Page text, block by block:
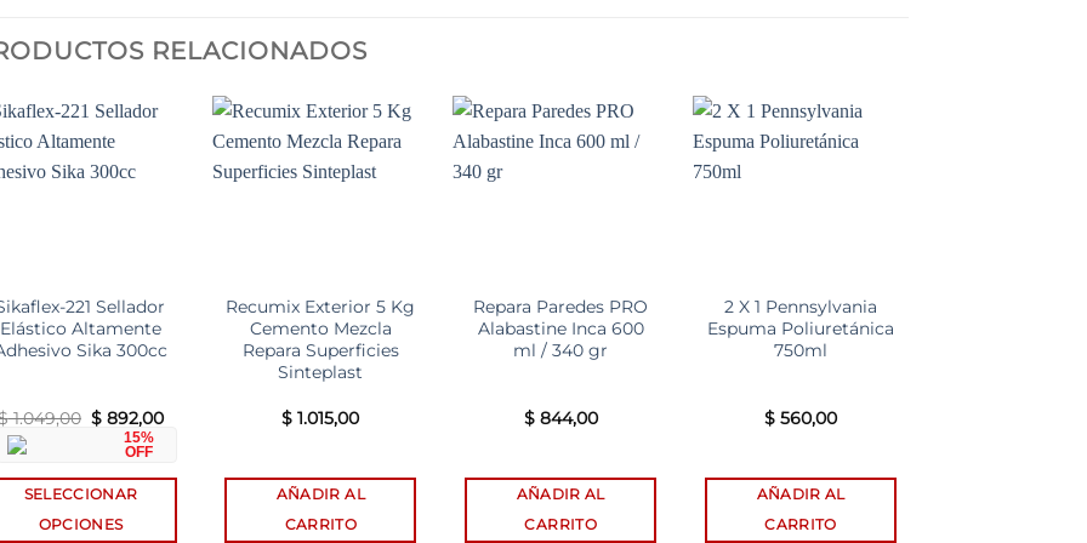
RELACIONADOS
wishlist
221 Sellador
Elástico Altamente
Sika 300cc
1.049,00 El
precio
original
$ 1.049,00.
$ 892,00El
$ 892,00.
15%
OFF
SELECCIONAR
OPCIONES
Add to
wishlist
Recumix Exterior 5 Kg
Cemento Mezcla
Repara Superficies
Sinteplast
$ 1.015,00
AÑADIR AL
CARRITO
Repara Paredes PRO
Alabastine Inca 600
ml / 340 gr
$844,00
AÑADIR AL
CARRITO
2 X 1 Pennsylvania
Espuma Poliuretánica
750ml
$ 560,00
AÑADIR AL
CARRITO